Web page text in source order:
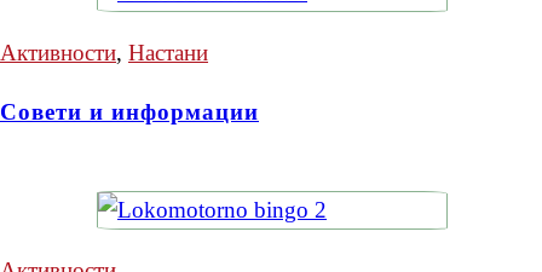
Активности, Настани
Совети и информации